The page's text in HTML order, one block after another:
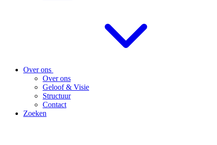
Over ons
Over ons
Geloof & Visie
Structuur
Contact
Zoeken